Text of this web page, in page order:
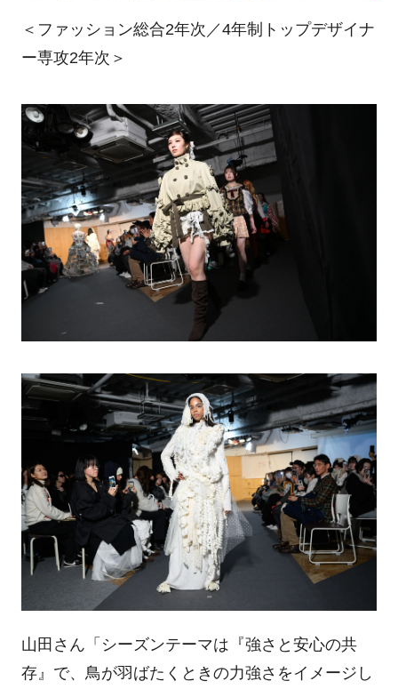
＜ファッション総合2年次／4年制トップデザイナ
ー専攻2年次＞
山田さん「シーズンテーマは『強さと安心の共
存』で、鳥が羽ばたくときの力強さをイメージし